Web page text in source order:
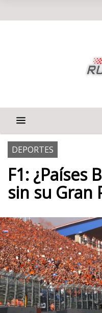
DEPORTES
F1: ¿Países
sin su Gran